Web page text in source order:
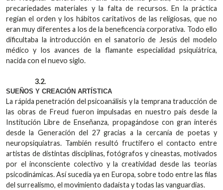
precariedades materiales y la falta de recursos. En la práctica
regían el orden y los hábitos caritativos de las religiosas, que no
eran muy diferentes a los de la beneficencia corporativa. Todo ello
dificultaba la introducción en el sanatorio de Jesús del modelo
médico y los avances de la flamante especialidad psiquiátrica,
nacida con el nuevo siglo.
3.2.
SUEÑOS Y CREACIÓN ARTÍSTICA
La rápida penetración del psicoanálisis y la temprana traducción de
las obras de Freud fueron impulsadas en nuestro país desde la
Institución Libre de Enseñanza, propagándose con gran interés
desde la Generación del 27 gracias a la cercanía de poetas y
neuropsiquiatras. También resultó fructífero el contacto entre
artistas de distintas disciplinas, fotógrafos y cineastas, motivados
por el inconsciente colectivo y la creatividad desde las teorías
psicodinámicas. Así sucedía ya en Europa, sobre todo entre las filas
del surrealismo, el movimiento dadaísta y todas las vanguardias.